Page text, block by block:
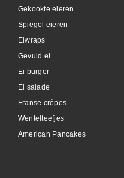
Gekookte eieren
Spiegel eieren
Eiwraps
Gevuld ei
Ei burger
Ei salade
Franse crêpes
Wentelteefjes
American Pancakes